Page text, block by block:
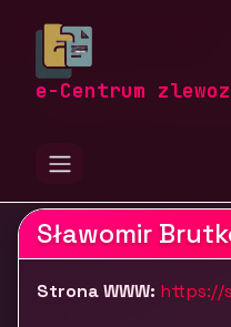
e-Centrum
zlewozmywaki-krosch.pl
Przemysł i produkcja
Ogrzewanie,
Sławomir
Strona WWW: https://